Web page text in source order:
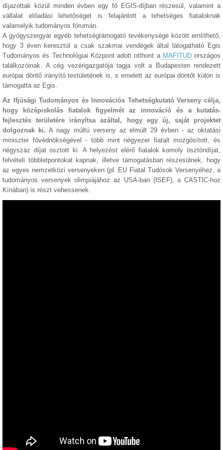
díjazottak közül minden évben egy fő EGIS-díjban részesül, valamint a
vállalat előadási lehetőséget is felajánlott a tehetséges fiataloknak
valamelyik tudományos fórumán.
A gyógyszergyár egyéb tehetségtámogató tevékenysége között említhető,
hogy 3 éven keresztül a csak szakmai vendégek által látogatható Egis
Tudományos és Technológiai Központ adott otthont a MAFITUDországos
találkozóinak. A cég vezérigazgatója tagja volt a Budapesten rendezett
európai döntő irányító testületének is, s emelett az európai döntőt külön is
támogatta az Egis.
Az Ifjúsági Tudományos és Innovációs Tehetségkutató Verseny célja,
hogy középiskolás fiatalok figyelmét az innováció és a kutatás-
fejlesztés területére irányítsa azáltal, hogy egy új, saját projektet
dolgoznak ki. A nagy múltú verseny az elmúlt 29 évben - az oktatási
miniszter fővédnökségével - több mint négyezer fiatalt mozgósított, és
négyszáz díjat osztott ki. A helyezést elérő fiatalok komoly ösztöndíjat,
felvételi többletpontokat kapnak, illetve támogatásban részesülnek, hogy
az egyes nemzetközi versenyeken (pl. EU Fiatal Tudósok Versenyéhez, a
tudományos versenyek olimpiájához az USA-ban (ISEF), a CASTIC-hoz
Kínában) is részt vehessenek.